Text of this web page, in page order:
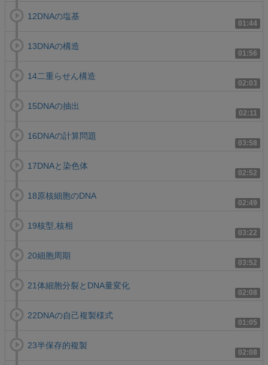
01:44
12DNAの塩基
01:56
13DNAの構造
02:03
14二重らせん構造
02:11
15DNAの抽出
03:58
16DNAの計算問題
02:52
17DNAと染色体
02:49
18原核細胞のDNA
03:22
19核型,核相
03:52
20細胞周期
02:08
21体細胞分裂とDNA量変化
01:05
22DNAの自己複製様式
02:08
23半保存的複製